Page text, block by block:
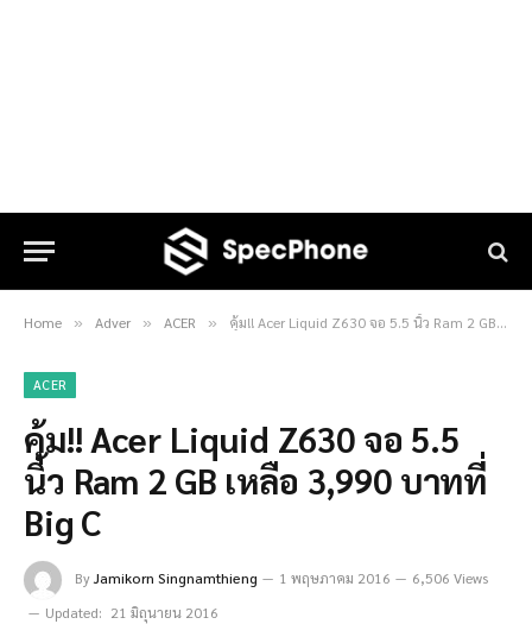
Home » Adver » ACER » คุ้ม!! Acer Liquid Z630 จอ 5.5 นิ้ว Ram 2 GB เหลือ 3,990 บาทที่ Big C
ACER
คุ้ม!! Acer Liquid Z630 จอ 5.5
นิ้ว Ram 2 GB เหลือ 3,990 บาทที่
Big C
ByJamikorn Singnamthieng 1 พฤษภาคม 2016
6,506 Views
Updated: 21 มิถุนายน 2016